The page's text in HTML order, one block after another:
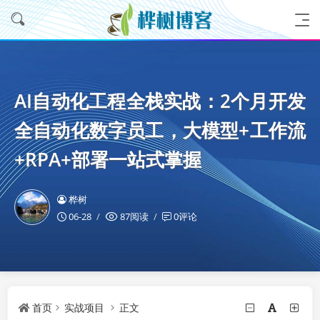
AI自动化工程全栈实战：2个月开发
全自动化数字员工，大模型+工作流
+RPA+部署一站式掌握
桦树
06-28
87阅读 0评论
首页 实战项目 正文